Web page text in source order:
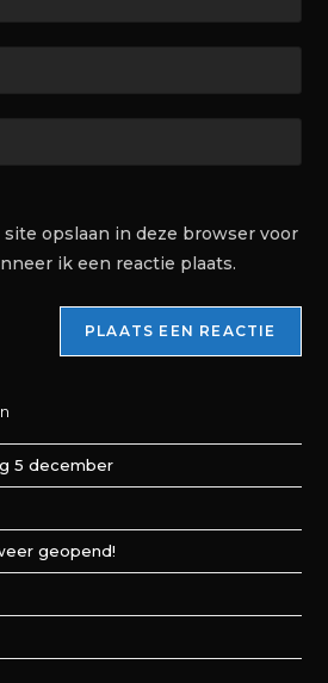
opslaan in deze browser voor
ik een reactie plaats.
5 december
geopend!